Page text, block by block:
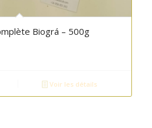
Biográ – 500g
Voir les détails